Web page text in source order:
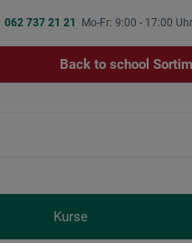
062 737 21 21 Mo-Fr: 9:00 - 17:00 Uhr
Back to school
Kurse